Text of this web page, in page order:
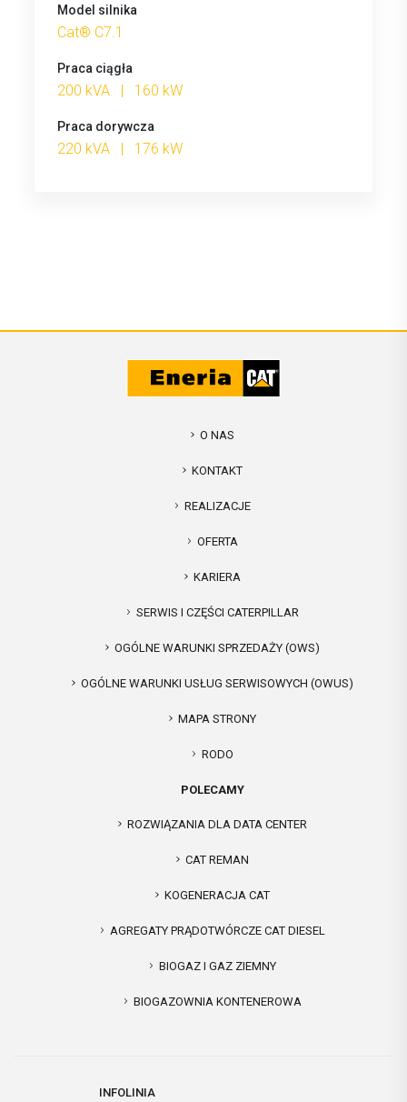
Model silnika
Cat® C7.1
Praca ciągła
200 kVA | 160 kW
Praca dorywcza
220 kVA | 176 kW
O NAS
KONTAKT
REALIZACJE
OFERTA
KARIERA
SERWIS I CZĘŚCI CATERPILLAR
OGÓLNE WARUNKI SPRZEDAŻY (OWS)
OGÓLNE WARUNKI USŁUG SERWISOWYCH (OWUS)
MAPA STRONY
RODO
POLECAMY
ROZWIĄZANIA DLA DATA CENTER
CAT REMAN
KOGENERACJA CAT
AGREGATY PRĄDOTWÓRCZE CAT DIESEL
BIOGAZ I GAZ ZIEMNY
BIOGAZOWNIA KONTENEROWA
INFOLINIA